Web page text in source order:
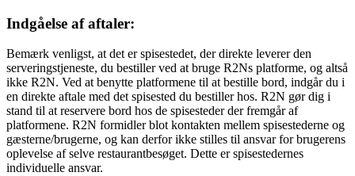
Indgåelse af aftaler:
Bemærk venligst, at det er spisestedet, der direkte leverer den
serveringstjeneste, du bestiller ved at bruge R2Ns platforme, og altså
ikke R2N. Ved at benytte platformene til at bestille bord, indgår du i
en direkte aftale med det spisested du bestiller hos. R2N gør dig i
stand til at reservere bord hos de spisesteder der fremgår af
platformene. R2N formidler blot kontakten mellem spisestederne og
gæsterne/brugerne, og kan derfor ikke stilles til ansvar for brugerens
oplevelse af selve restaurantbesøget. Dette er spisestedernes
individuelle ansvar.